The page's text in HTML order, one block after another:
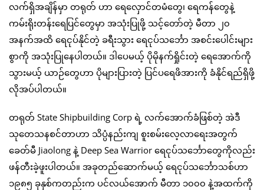
လက်ရှိအချိန်မှာ တရုတ် ဟာ ရေလှောင်တမံတွေ၊ ရေကန်တွေနဲ့
ကမ်းရိုးတန်းရေပြင်တွေမှာ အသုံးပြုဖို့ သင့်တော်တဲ့ မီတာ ၂၀
အနက်အထိ ရေငုပ်နိုင်တဲ့ ခရီးသွား ရေငုပ်သင်္ဘော အစင်းပေါင်းများ
စွာကို အသုံးပြုနေပါတယ်။ ဒါပေမယ့် ပိုမိုနက်ရှိုင်းတဲ့ ရေအောက်ကို
သွားမယ့် ယာဉ်တွေဟာ ပိုများပြားတဲ့ ပြင်ပရေဖိအားကို ခံနိုင်ရည်ရှိဖို့
လိုအပ်ပါတယ်။
တရုတ် State Shipbuilding Corp ရဲ့ လက်အောက်ခံဖြစ်တဲ့ အဲဒီ
သုတေသနစင်တာဟာ သိပ္ပံနည်းကျ စူးစမ်းလေ့လာရေးအတွက်
ခေတ်မီ Jiaolong နဲ့ Deep Sea Warrior ရေငုပ်သင်္ဘောတွေကိုလည်း
ဖန်တီးခဲ့ဖူးပါတယ်။ အခုတည်ဆောက်မယ့် ရေငုပ်သင်္ဘောသစ်ဟာ
၁၉၈၅ ခုနှစ်ကတည်းက ပင်လယ်အောက် မီတာ ၁၀၀၀ နဲ့အထက်ကို